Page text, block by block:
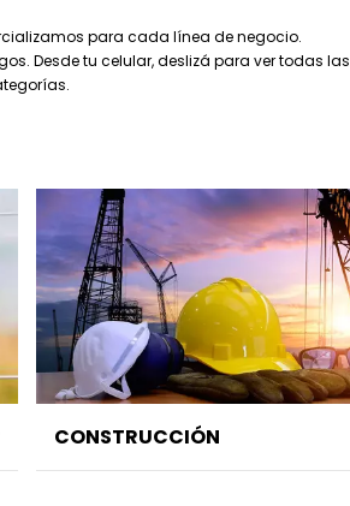
para cada línea de negocio.
Desde tu celular, deslizá para ver todas las
CONSTRUCCIÓN